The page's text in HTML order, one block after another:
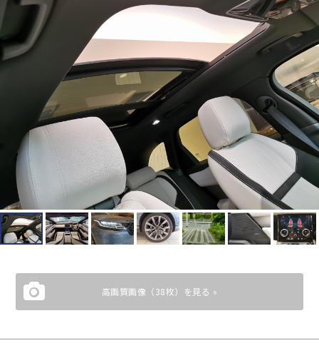
高画質画像（38枚）を見る »